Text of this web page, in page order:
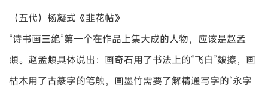
对于中国书法的发展，一向有两种对立的意见。一种以为中
国的书法，一坏于颜真卿，二坏于宋四家。一种以为宋人书
是一个重要的突破。宋人宗法二王，而不为二王所囿，用笔
洒脱，显出各自的个性和风格。